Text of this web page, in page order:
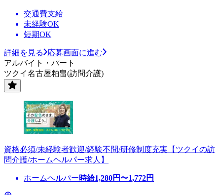
交通費支給
未経験OK
短期OK
詳細を見る
応募画面に進む
アルバイト・パート
ツクイ名古屋粕畠(訪問介護)
資格必須/未経験者歓迎/経験不問/研修制度充実【ツクイの訪
問介護/ホームヘルパー求人】
ホームヘルパー時給1,280円〜1,772円